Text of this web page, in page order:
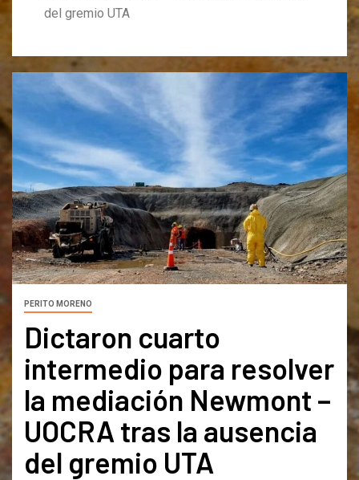
del gremio UTA
PERITO MORENO
Dictaron cuarto
intermedio para resolver
la mediación Newmont –
UOCRA tras la ausencia
del gremio UTA